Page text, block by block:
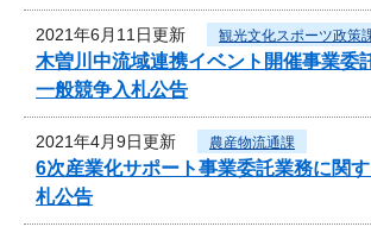
2021年6月11日更新 観光文化スポーツ政策
木曽川中流域連携イベント開催事業委
一般競争入札公告
2021年4月9日更新 農産物流通課
6次産業化サポート事業委託業務に関
札公告